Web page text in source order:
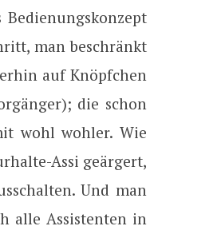
man beschränkt
auf Knöpfchen
die schon
wohl wohler. Wie
Assi geärgert,
Und man
alle Assistenten in